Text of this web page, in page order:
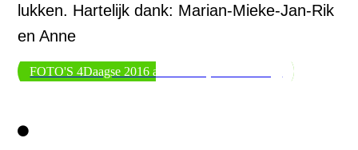
lukken. Hartelijk dank: Marian-Mieke-Jan-Rik
en Anne
FOTO'S 4Daagse 2016 alleen Jan (en de Koning)